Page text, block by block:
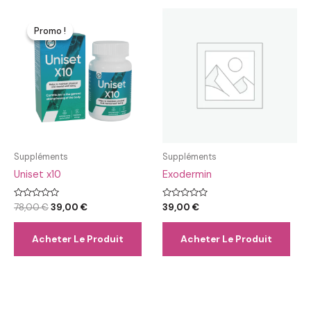
Promo !
Promo !
Suppléments
Uniset x10
Note
0
sur
78,00€Le
était :
78,00 €.
39,00 €Le
est :
39,00 €.
Acheter Le Produit
Suppléments
Exodermin
Note
0
sur
39,00 €
Acheter Le Produit